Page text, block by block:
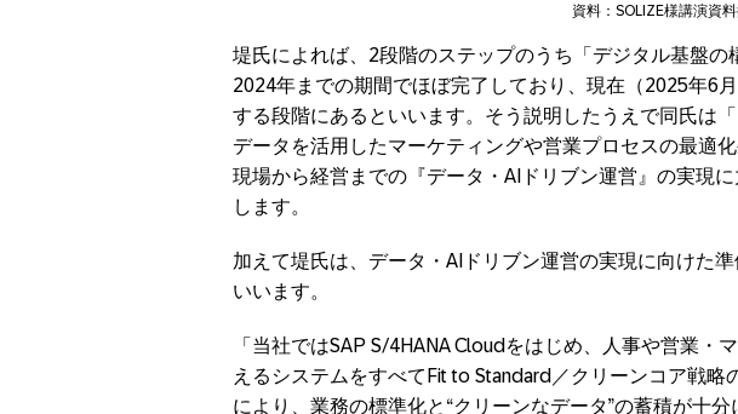
資料：SOLIZE様講演資
堤氏によれば、2段階のステップのうち「デジタル基盤の
2024年までの期間でほぼ完了しており、現在（2025年6
する段階にあるといいます。そう説明したうえで同氏は
データを活用したマーケティングや営業プロセスの最適
現場から経営までの『データ・AIドリブン運営』の実現
します。
加えて堤氏は、データ・AIドリブン運営の実現に向けた
いいます。
「当社ではSAP S/4HANA Cloudをはじめ、人事や営業・
えるシステムをすべてFit to Standard／クリーンコア戦略
により、業務の標準化と“クリーンなデータ”の蓄積が十